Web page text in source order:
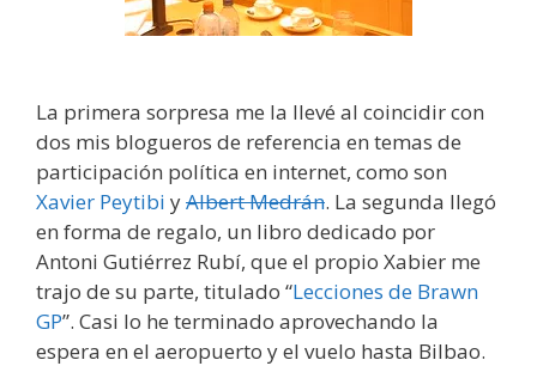
La primera sorpresa me la llevé al coincidir con
dos mis blogueros de referencia en temas de
participación política en internet, como son
Xavier Peytibi yAlbert Medrán. La segunda llegó
en forma de regalo, un libro dedicado por
Antoni Gutiérrez Rubí, que el propio Xabier me
trajo de su parte, titulado “Lecciones de Brawn
GP”. Casi lo he terminado aprovechando la
espera en el aeropuerto y el vuelo hasta Bilbao.